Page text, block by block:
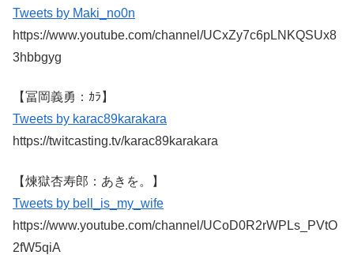
Tweets by Maki_no0n
https://www.youtube.com/channel/UCxZy7c6pLNKQSUx8
3hbbgyg
【冨岡義勇：ｶﾗ】
Tweets by karac89karakara
https://twitcasting.tv/karac89karakara
【煉獄杏寿郎：あきを。】
Tweets by bell_is_my_wife
https://www.youtube.com/channel/UCoD0R2rWPLs_PVtO
2fW5qiA